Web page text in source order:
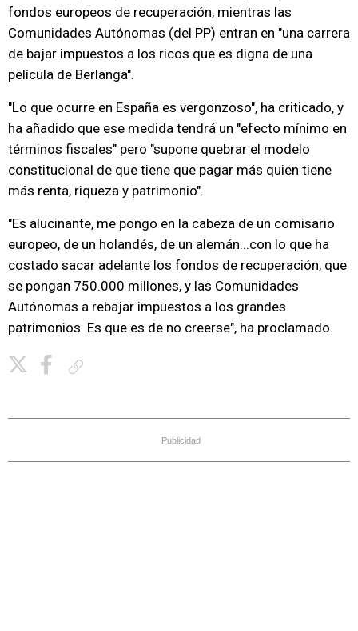
fondos europeos de recuperación, mientras las
Comunidades Autónomas (del PP) entran en "una carrera
de bajar impuestos a los ricos que es digna de una
película de Berlanga".
"Lo que ocurre en España es vergonzoso", ha criticado, y
ha añadido que ese medida tendrá un "efecto mínimo en
términos fiscales" pero "supone quebrar el modelo
constitucional de que tiene que pagar más quien tiene
más renta, riqueza y patrimonio".
"Es alucinante, me pongo en la cabeza de un comisario
europeo, de un holandés, de un alemán...con lo que ha
costado sacar adelante los fondos de recuperación, que
se pongan 750.000 millones, y las Comunidades
Autónomas a rebajar impuestos a los grandes
patrimonios. Es que es de no creerse", ha proclamado.
Publicidad